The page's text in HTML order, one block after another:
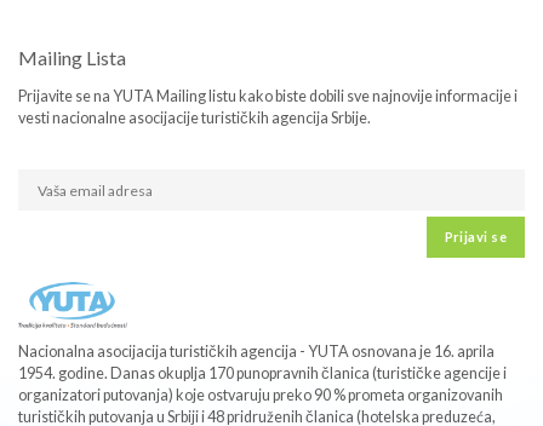
Mailing Lista
Prijavite se na YUTA Mailing listu kako biste dobili sve najnovije informacije i
vesti nacionalne asocijacije turističkih agencija Srbije.
Prijavi se
Nacionalna asocijacija turističkih agencija - YUTA osnovana je 16. aprila
1954. godine. Danas okuplja 170 punopravnih članica (turističke agencije i
organizatori putovanja) koje ostvaruju preko 90 % prometa organizovanih
turističkih putovanja u Srbiji i 48 pridruženih članica (hotelska preduzeća,